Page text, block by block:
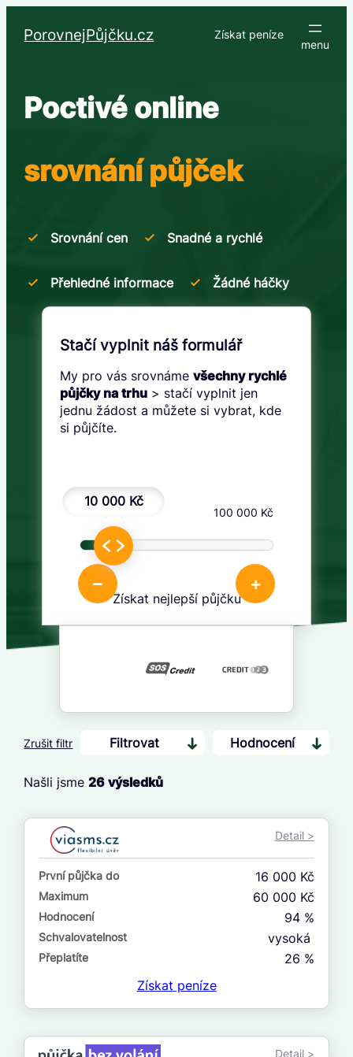
PorovnejPůjčku.cz Získat peníze
Poctivé online
srovnání půjček
Srovnání cen Snadné a rychlé
Přehledné informace Žádné háčky
Stačí vyplnit náš formulář
My pro vás srovnámevšechny rychlé
půjčky na trhu > stačí vyplnit jen
jednu žádost a můžete si vybrat, kde
si půjčíte.
10 000 Kč
– +
100 000 Kč
Získat nejlepší půjčku
Zrušit filtr Filtrovat Hodnocení
Od
Do
První půjčka zdarma
–
ano
Ve zkušebce
ano
Našli jsme26 výsledků
Detail >
První půjčka do 16 000 Kč
Maximum 60 000 Kč
Hodnocení 94 %
Schvalovatelnost vysoká
Přeplatíte
26 %
Získat peníze
Detail >